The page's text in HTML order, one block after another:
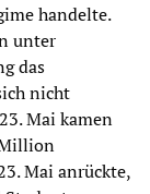
handelte.
unter
das
nicht
Mai kamen
Mai anrückte,